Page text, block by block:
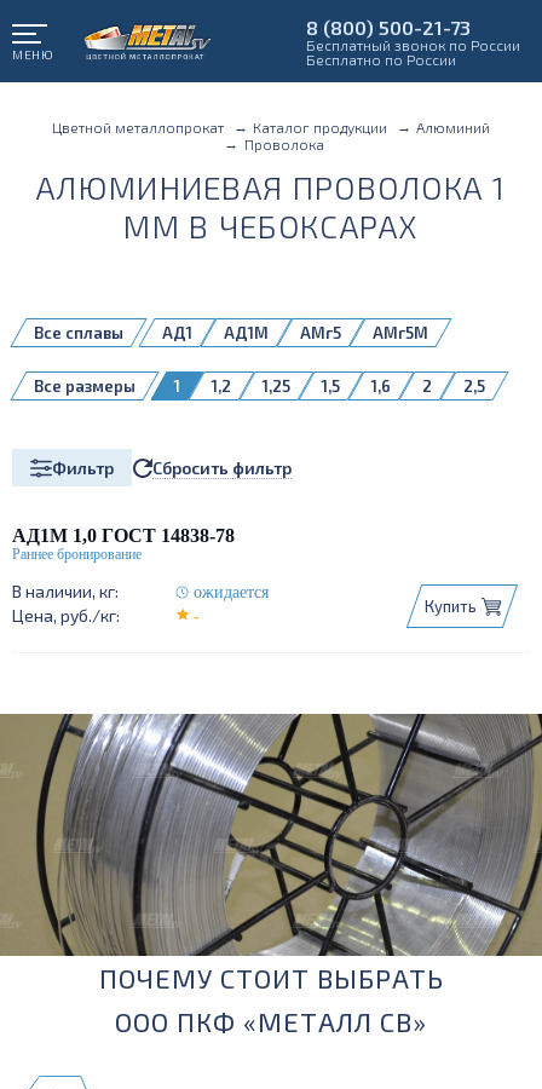
МЕНЮ
8 (800) 500-21-73
Бесплатный звонок по России
Бесплатно по России
Цветной металлопрокат Каталог продукции
Алюминий
Проволока
АЛЮМИНИЕВАЯ ПРОВОЛОКА 1
ММ В ЧЕБОКСАРАХ
АД1 АД1М АМг5
АМг5М
СвАМг3Н
СвАМг5Н
СвАМг61Н
Все сплавы
1 1,2 1,25 1,5 1,6 2
2,5
Все размеры
Фильтр Сбросить фильтр
АД1М 1,0 ГОСТ 14838-78
ожидается
-
Купить
ПОЧЕМУ СТОИТ ВЫБРАТЬ
ООО ПКФ «МЕТАЛЛ СВ»